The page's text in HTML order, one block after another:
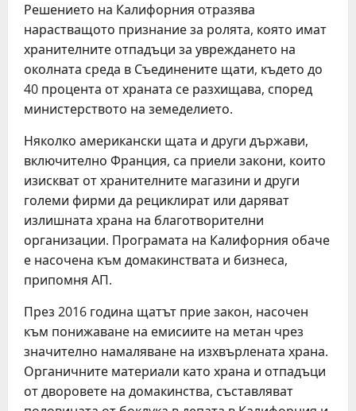
Решението на Калифорния отразява
нарастващото признание за ролята, която имат
хранителните отпадъци за увреждането на
околната среда в Съединените щати, където до
40 процента от храната се разхищава, според
министерството на земеделието.
Няколко американски щата и други държави,
включително Франция, са приели закони, които
изискват от хранителните магазини и други
големи фирми да рециклират или даряват
излишната храна на благотворителни
организации. Програмата на Калифорния обаче
е насочена към домакинствата и бизнеса,
припомня АП.
През 2016 година щатът прие закон, насочен
към понижаване на емисиите на метан чрез
значително намаляване на изхвърлената храна.
Органичните материали като храна и отпадъци
от дворовете на домакинства, съставляват